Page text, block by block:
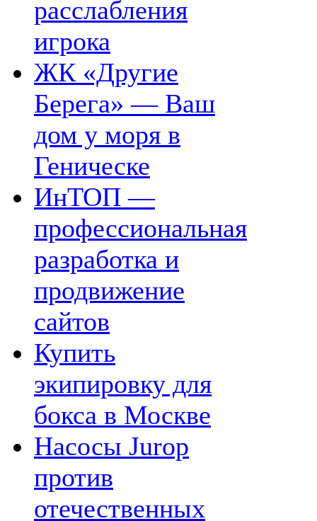
расслабления
игрока
ЖК «Другие
Берега» — Ваш
дом у моря в
Геническе
ИнТОП —
профессиональная
разработка и
продвижение
сайтов
Купить
экипировку для
бокса в Москве
Насосы Jurop
против
отечественных